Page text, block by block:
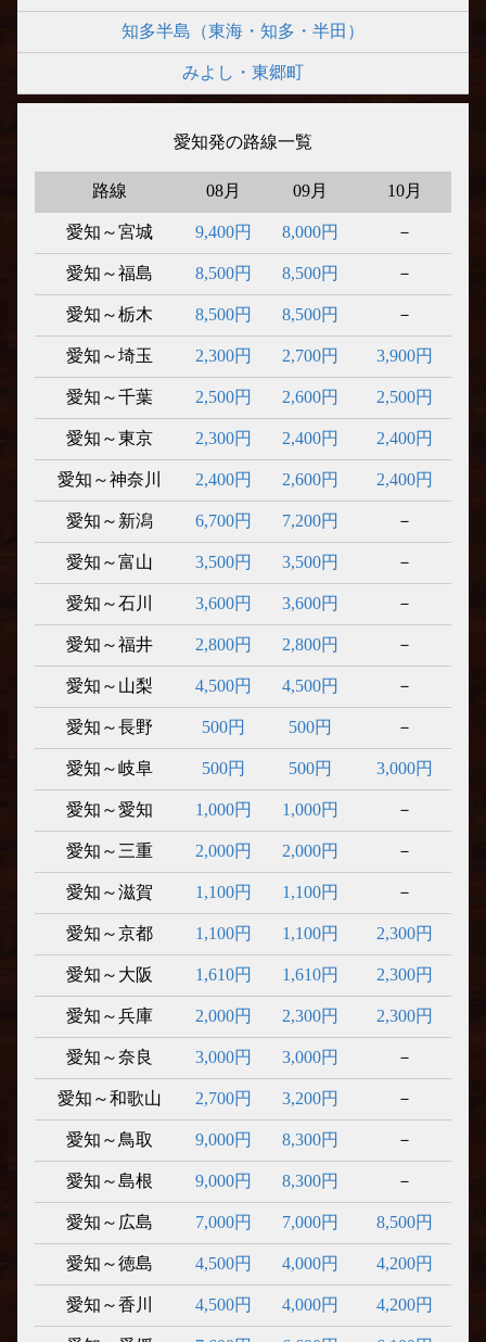
知多半島（東海・知多・半田）
みよし・東郷町
愛知発の路線一覧
路線 08月 09月 10月
愛知～宮城 9,400円 8,000円 －
愛知～福島 8,500円 8,500円 －
愛知～栃木 8,500円 8,500円 －
愛知～埼玉 2,300円 2,700円 3,900円
愛知～千葉 2,500円 2,600円 2,500円
愛知～東京 2,300円 2,400円 2,400円
愛知～神奈川 2,400円 2,600円 2,400円
愛知～新潟 6,700円 7,200円 －
愛知～富山 3,500円 3,500円 －
愛知～石川 3,600円 3,600円 －
愛知～福井 2,800円 2,800円 －
愛知～山梨 4,500円 4,500円 －
愛知～長野 500円 500円 －
愛知～岐阜 500円 500円 3,000円
愛知～愛知 1,000円 1,000円 －
愛知～三重 2,000円 2,000円 －
愛知～滋賀 1,100円 1,100円 －
愛知～京都 1,100円 1,100円 2,300円
愛知～大阪 1,610円 1,610円 2,300円
愛知～兵庫 2,000円 2,300円 2,300円
愛知～奈良 3,000円 3,000円 －
愛知～和歌山 2,700円 3,200円 －
愛知～鳥取 9,000円 8,300円 －
愛知～島根 9,000円 8,300円 －
愛知～広島 7,000円 7,000円 8,500円
愛知～徳島 4,500円 4,000円 4,200円
愛知～香川 4,500円 4,000円 4,200円